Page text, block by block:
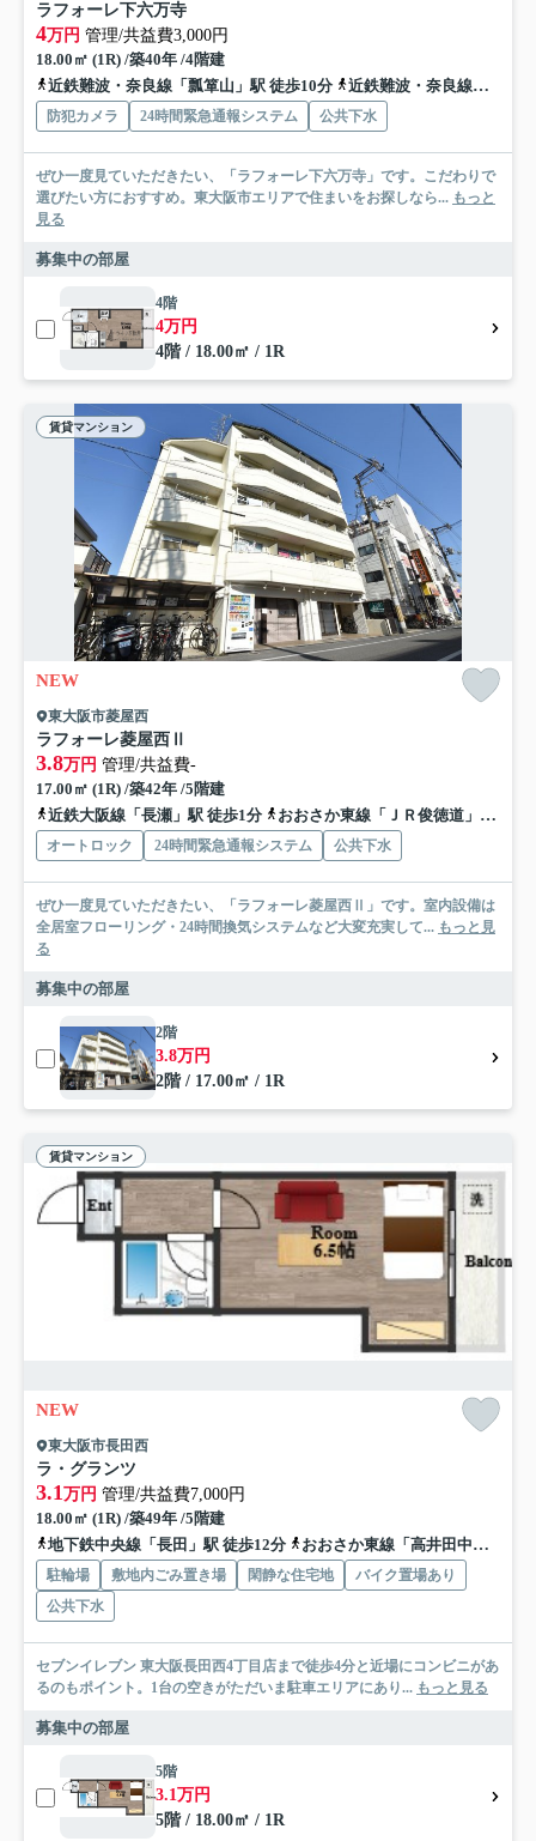
ラフォーレ下六万寺
4万円 管理/共益費3,000円
18.00㎡ (1R) /築40年 /4階建
近鉄難波・奈良線「瓢箪山」駅 徒歩10分
近鉄難波・奈良線「東花園」駅 徒歩21分
防犯カメラ 24時間緊急通報システム 公共下水
ぜひ一度見ていただきたい、「ラフォーレ下六万寺」です。こだわりで
選びたい方におすすめ。東大阪市エリアで住まいをお探しなら... もっと
見る
募集中の部屋
4階
4万円
4階 / 18.00㎡ / 1R
賃貸マンション
NEW
東大阪市菱屋西
ラフォーレ菱屋西Ⅱ
3.8万円 管理/共益費-
17.00㎡ (1R) /築42年 /5階建
近鉄大阪線「長瀬」駅 徒歩1分
おおさか東線「ＪＲ俊徳道」駅 徒歩14分
オートロック 24時間緊急通報システム 公共下水
ぜひ一度見ていただきたい、「ラフォーレ菱屋西Ⅱ」です。室内設備は
全居室フローリング・24時間換気システムなど大変充実して... もっと見
る
募集中の部屋
2階
3.8万円
2階 / 17.00㎡ / 1R
賃貸マンション
NEW
東大阪市長田西
ラ・グランツ
3.1万円 管理/共益費7,000円
18.00㎡ (1R) /築49年 /5階建
地下鉄中央線「長田」駅 徒歩12分
おおさか東線「高井田中央」駅 徒歩16分
駐輪場 敷地内ごみ置き場 閑静な住宅地
バイク置場あり
公共下水
セブンイレブン 東大阪長田西4丁目店まで徒歩4分と近場にコンビニがあ
るのもポイント。1台の空きがただいま駐車エリアにあり... もっと見る
募集中の部屋
5階
3.1万円
5階 / 18.00㎡ / 1R